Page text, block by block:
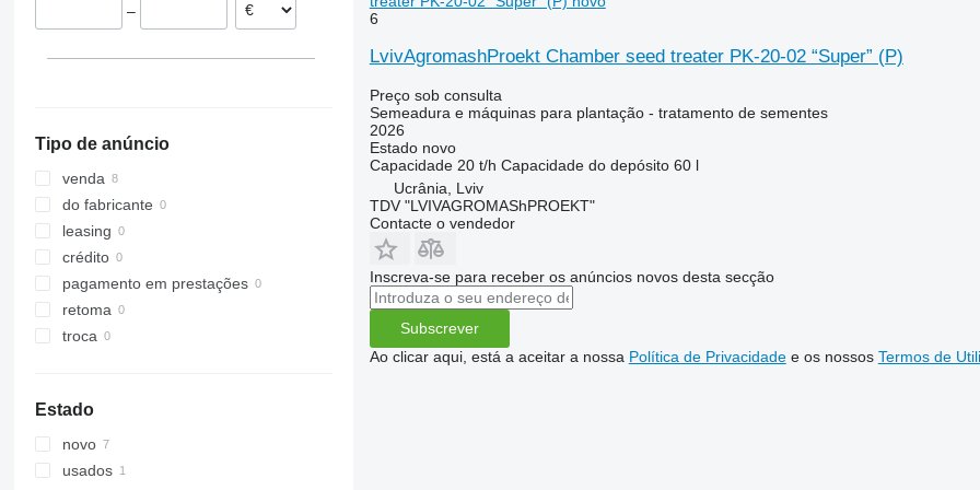
–
Tipo de anúncio
venda
do fabricante
leasing
crédito
pagamento em prestações
retoma
troca
Estado
novo
usados
6
LvivAgromashProekt Chamber seed treater PK-20-02 “Super” (P)
Preço sob consulta
Semeadura e máquinas para plantação - tratamento de sementes
2026
Estadonovo
Capacidade 20 t/h Capacidade do depósito 60 l
Ucrânia, Lviv
TDV "LVIVAGROMAShPROEKT"
Contacte o vendedor
Inscreva-se para receber os anúncios novos desta secção
Subscrever
Ao clicar aqui, está a aceitar a nossa Política de Privacidadee os nossos Termos de